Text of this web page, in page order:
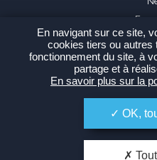
En navigant sur ce site,
cookies tiers ou autres
fonctionnement du site, à
partage et à
En savoir plus sur la
OK,